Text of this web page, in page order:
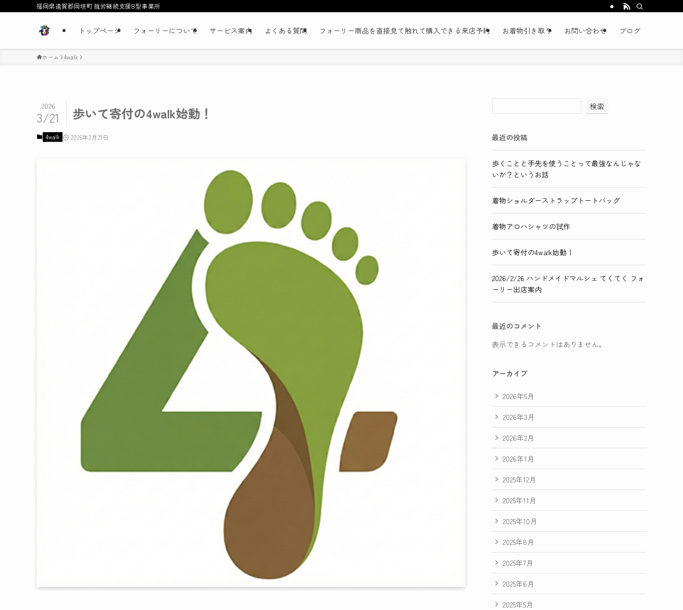
福岡県遠賀郡岡垣町 就労継続支援B型事業所
トップページ フォーリーについて サービス案内 よくある質問 フォーリー商品を直接見て触れて購入できる来店予約 お着物引き取り お問い合わせ ブログ
ホーム 4walk
歩いて寄付の4walk始動！
2026
3/21
4walk 2026年3月21日
検索
最近の投稿
歩くことと手先を使うことって最強なんじゃな
いか？というお話
着物ショルダーストラップトートバッグ
着物アロハシャツの試作
歩いて寄付の4walk始動！
2026/2/26 ハンドメイドマルシェ てくてく フォ
ーリー出店案内
最近のコメント
表示できるコメントはありません。
アーカイブ
2026年5月
2026年3月
2026年2月
2026年1月
2025年12月
2025年11月
2025年10月
2025年8月
2025年7月
2025年6月
2025年5月